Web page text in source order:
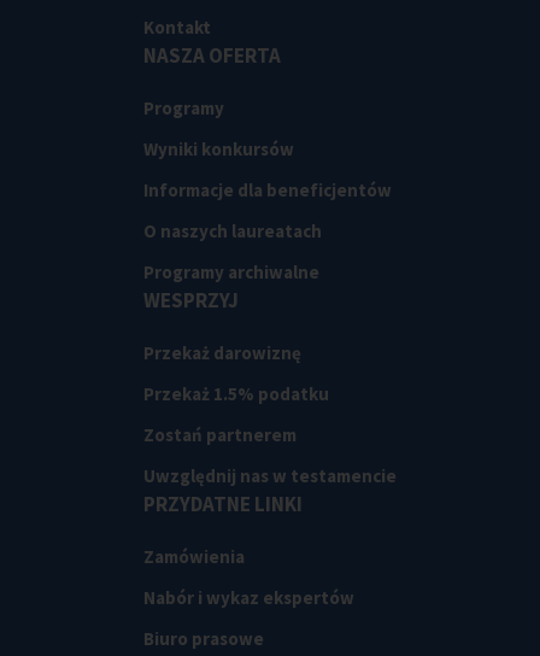
Kontakt
NASZA OFERTA
Programy
Wyniki konkursów
Informacje dla beneficjentów
O naszych laureatach
Programy archiwalne
WESPRZYJ
Przekaż darowiznę
Przekaż 1.5% podatku
Zostań partnerem
Uwzględnij nas w testamencie
PRZYDATNE LINKI
Zamówienia
Nabór i wykaz ekspertów
Biuro prasowe